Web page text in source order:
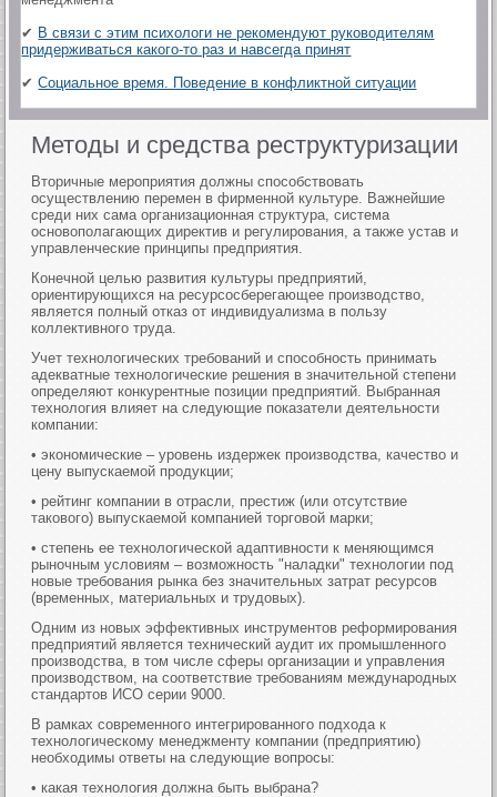
✔ В связи с этим психологи не рекомендуют руководителям
придерживаться какого-то раз и навсегда принят
✔Социальное время. Поведение в конфликтной ситуации
Методы и средства реструктуризации
Вторичные мероприятия должны способствовать
осуществлению перемен в фирменной культуре. Важнейшие
среди них сама организационная структура, система
основополагающих директив и регулирования, а также устав и
управленческие принципы предприятия.
Конечной целью развития культуры предприятий,
ориентирующихся на ресурсосберегающее производство,
является полный отказ от индивидуализма в пользу
коллективного труда.
Учет технологических требований и способность принимать
адекватные технологические решения в значительной степени
определяют конкурентные позиции предприятий. Выбранная
технология влияет на следующие показатели деятельности
компании:
• экономические – уровень издержек производства, качество и
цену выпускаемой продукции;
• рейтинг компании в отрасли, престиж (или отсутствие
такового) выпускаемой компанией торговой марки;
• степень ее технологической адаптивности к меняющимся
рыночным условиям – возможность "наладки" технологии под
новые требования рынка без значительных затрат ресурсов
(временных, материальных и трудовых).
Одним из новых эффективных инструментов реформирования
предприятий является технический аудит их промышленного
производства, в том числе сферы организации и управления
производством, на соответствие требованиям международных
стандартов ИСО серии 9000.
В рамках современного интегрированного подхода к
технологическому менеджменту компании (предприятию)
необходимы ответы на следующие вопросы:
• какая технология должна быть выбрана?